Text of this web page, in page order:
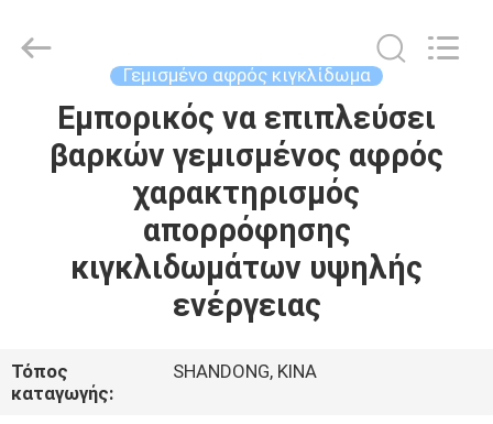
ΣΠΊΤΙ
ΠΡΟΪΌΝΤΑ
ΒΊΝΤΕΟ
ΜΕ
ΕΜΆΣ
Supply
Γεμισμένο αφρός κιγκλίδωμα
Εμπορικός να επιπλεύσει
βαρκών γεμισμένος αφρός
χαρακτηρισμός
απορρόφησης
κιγκλιδωμάτων υψηλής
ενέργειας
Τόπος
καταγωγής:
SHANDONG, ΚΙΝΑ